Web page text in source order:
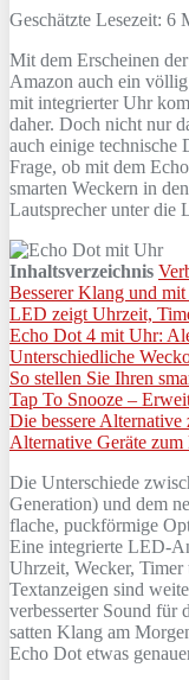
Geschätzte Lesezeit: 6
Mit dem Erscheinen
Amazon auch ein
mit integrierter Uhr
daher. Doch nicht nur
auch einige technische
Frage, ob mit dem
smarten Weckern in
Lautsprecher unter die
Inhaltsverzeichnis
Besserer Klang und
LED zeigt Uhrzeit,
Echo Dot 4 mit Uhr:
Unterschiedliche
So stellen Sie Ihren
Tap To Snooze –
Die bessere Alternative
Alternative Geräte
Die Unterschiede
Generation) und dem
flache, puckförmige
Eine integrierte LED-
Uhrzeit, Wecker,
Textanzeigen sind
verbesserter Sound für
satten Klang am
Echo Dot etwas